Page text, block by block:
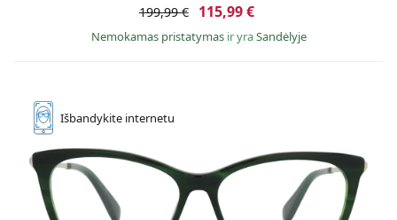
199,99 € 115,99 €
Nemokamas pristatymas ir yraSandėlyje
Išbandykite internetu